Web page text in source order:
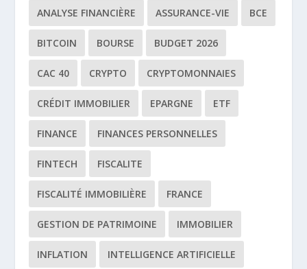
ANALYSE FINANCIÈRE ASSURANCE-VIE BCE
BITCOIN BOURSE BUDGET 2026
CAC 40 CRYPTO CRYPTOMONNAIES
CRÉDIT IMMOBILIER EPARGNE ETF
FINANCE FINANCES PERSONNELLES
FINTECH FISCALITE
FISCALITÉ IMMOBILIÈRE FRANCE
GESTION DE PATRIMOINE IMMOBILIER
INFLATION INTELLIGENCE ARTIFICIELLE